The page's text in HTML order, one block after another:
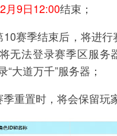
月9日12:00结束；
赛季结束后，将进行
无法登录赛季区服务
“大道万千”服务器；
置时，将会保留玩